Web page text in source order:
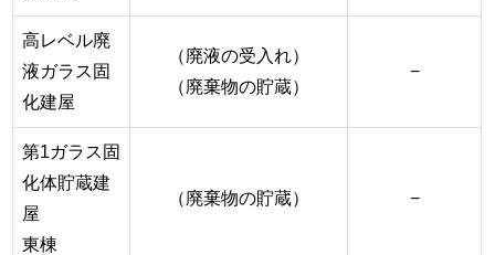
高レベル廃
液ガラス固
化建屋
（廃液の受入れ）
（廃棄物の貯蔵）
−
第1ガラス固
化体貯蔵建
屋
東棟
（廃棄物の貯蔵） −